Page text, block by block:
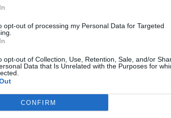
opt-out of processing my Personal Data for Targeted
opt-out of Collection, Use, Retention, Sale, and/or
Data that Is Unrelated with the Purposes for
CONFIRM
υποψηφίων
Online Βιογραφικού
Καριέρας
Περιγραφές
Υπολογισμός